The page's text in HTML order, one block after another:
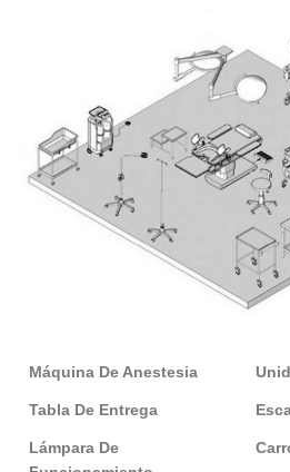
Máquina De Anestesia
Tabla De Entrega
Lámpara De